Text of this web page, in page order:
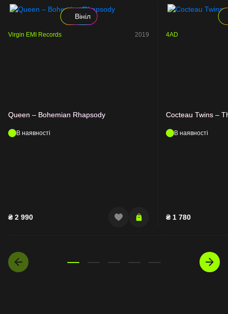
Вініл
Virgin EMI Records 2019
Queen – Bohemian Rhapsody
В наявності
₴ 2 990
4AD
Cocteau Twins –
В наявності
₴ 1 780